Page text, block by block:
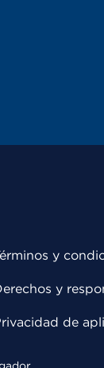
y
y
de